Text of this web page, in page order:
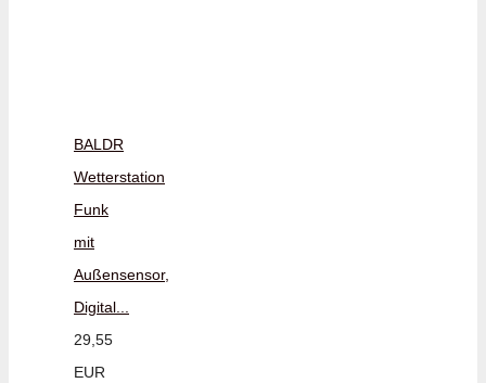
BALDR
Wetterstation
Funk
mit
Außensensor,
Digital...
29,55
EUR